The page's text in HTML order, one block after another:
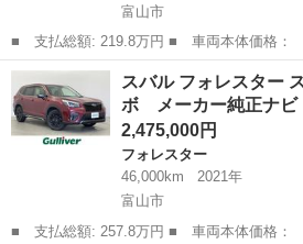
富山市
■ 支払総額: 219.8万円 ■ 車両本体価格： 2,089,000 円 ■ メーカ
ー名： スバル ■ 車種名： フォレスタ
ミアム 純正ナビ バックカメラ サイドカ
トモニタ...
富山 富山市 フォレスター
スバル フォレスタ
ボ メーカー純正ナ
2,475,000円
フォレスター
46,000km
2021年
富山市
■ 支払総額: 257.8万円 ■ 車両本体価格： 2,475,000 円 ■ メーカ